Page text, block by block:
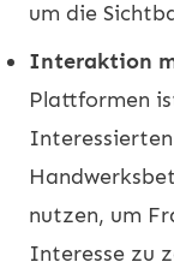
um die
Interaktion
Plattformen
nutzen, um
Interesse zu